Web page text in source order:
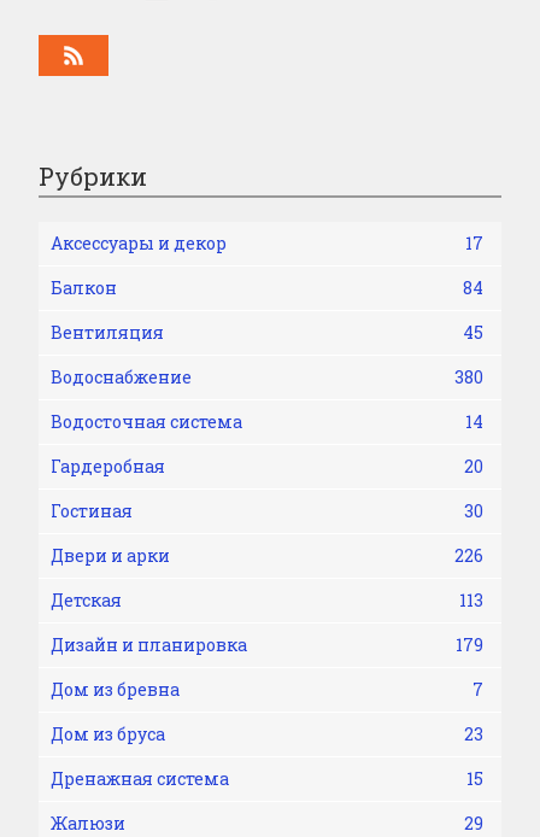
Рубрики
Аксессуары и декор
17
Балкон
84
Вентиляция
45
Водоснабжение
380
Водосточная система
14
Гардеробная
20
Гостиная
30
Двери и арки
226
Детская
113
Дизайн и планировка
179
Дом из бревна
7
Дом из бруса
23
Дренажная система
15
Жалюзи
29